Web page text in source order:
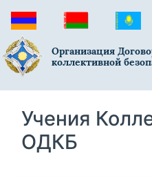
Организация
коллективной
Учения
ОДКБ